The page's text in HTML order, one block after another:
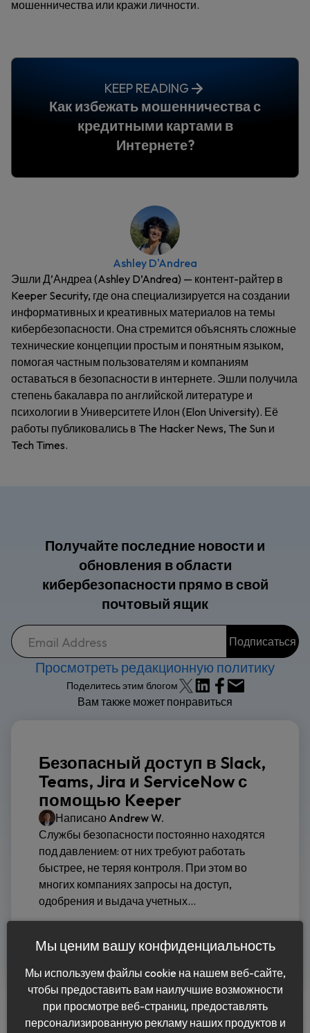
мошенничества или кражи личности.
KEEP READING
Как избежать мошенничества с
кредитными картами в
Интернете?
Ashley D'Andrea
Эшли Д’Андреа (Ashley D’Andrea) — контент-райтер в
Keeper Security, где она специализируется на создании
информативных и креативных материалов на темы
кибербезопасности. Она стремится объяснять сложные
технические концепции простым и понятным языком,
помогая частным пользователям и компаниям
оставаться в безопасности в интернете. Эшли получила
степень бакалавра по английской литературе и
психологии в Университете Илон (Elon University). Её
работы публиковались в The Hacker News, The Sun и
Tech Times.
Получайте последние новости и
обновления в области
кибербезопасности прямо в свой
почтовый ящик
Просмотреть редакционную политику
Поделитесь этим блогом
Вам также может понравиться
Безопасный доступ в Slack,
Teams, Jira и ServiceNow с
помощью Keeper
Написано Andrew W.
Службы безопасности постоянно находятся
под давлением: от них требуют работать
быстрее, не теряя контроля. При этом во
многих компаниях запросы на доступ,
одобрения и выдача учетных...
Читать дальше
Мы ценим вашу конфиденциальность
Мы используем файлы cookie на нашем веб-сайте,
чтобы предоставить вам наилучшие возможности
при просмотре веб-страниц, предоставлять
персонализированную рекламу наших продуктов и